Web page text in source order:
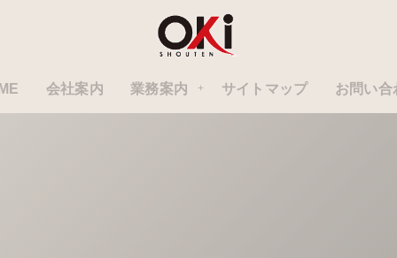
会社案内 業務案内 サイトマップ お問い合